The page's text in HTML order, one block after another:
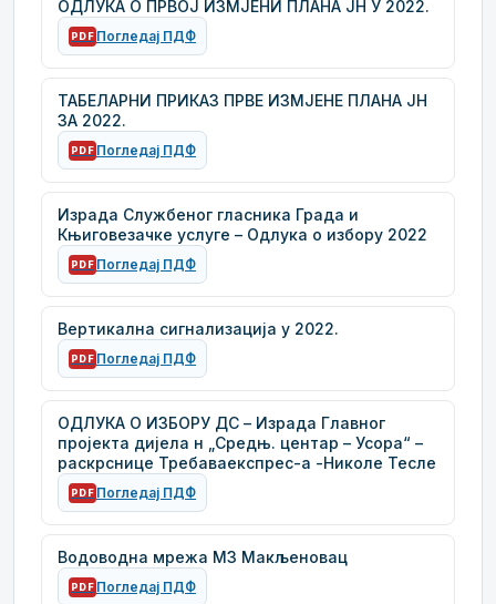
ОДЛУКА О ПРВОЈ ИЗМЈЕНИ ПЛАНА ЈН У 2022.
PDF Погледај ПДФ
ТАБЕЛАРНИ ПРИКАЗ ПРВЕ ИЗМЈЕНЕ ПЛАНА ЈН
ЗА 2022.
PDF Погледај ПДФ
Израда Службеног гласника Града и
Књиговезачке услуге – Одлука о избору 2022
PDF Погледај ПДФ
Вертикална сигнализација у 2022.
PDF Погледај ПДФ
ОДЛУКА О ИЗБОРУ ДС – Израда Главног
пројекта дијела н „Средњ. центар – Усора“ –
раскрснице Требаваекспрес-а -Николе Тесле
PDF Погледај ПДФ
Водоводна мрежа МЗ Макљеновац
PDF Погледај ПДФ